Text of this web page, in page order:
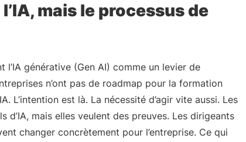
mais le processus de
l’IA générative (Gen AI) comme un levier de
n’ont pas de roadmap pour la formation
L’intention est là. La nécessité d’agir vite aussi. Les
mais elles veulent des preuves. Les dirigeants
changer concrètement pour l’entreprise. Ce qui